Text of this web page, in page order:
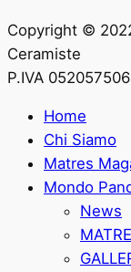
Copyright ©
Ceramiste
P.IVA
Home
Chi Siamo
Matres
Mondo
News